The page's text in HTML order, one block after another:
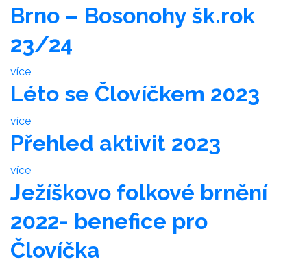
Brno – Bosonohy šk.rok
23/24
více
Léto se Človíčkem 2023
více
Přehled aktivit 2023
více
Ježíškovo folkové brnění
2022- benefice pro
Človíčka